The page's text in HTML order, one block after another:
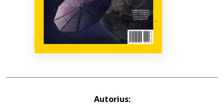
Autorius: